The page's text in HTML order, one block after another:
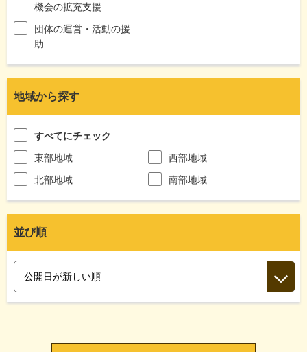
機会の拡充支援
団体の運営・活動の援
助
地域から探す
すべてにチェック
東部地域
西部地域
北部地域
南部地域
並び順